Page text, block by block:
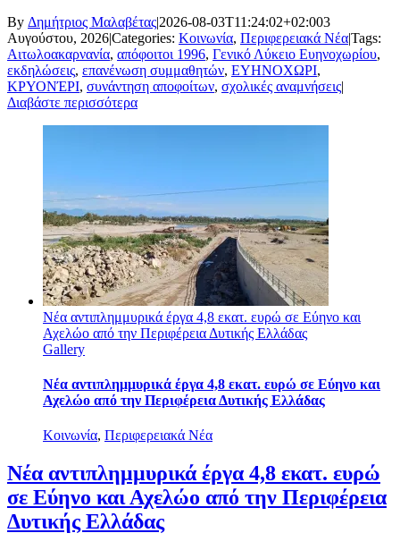
By Δημήτριος Μαλαβέτας|2026-08-03T11:24:02+02:003
Αυγούστου, 2026|Categories: Κοινωνία, Περιφερειακά Νέα|Tags:
Αιτωλοακαρνανία, απόφοιτοι 1996, Γενικό Λύκειο Ευηνοχωρίου,
εκδηλώσεις, επανένωση συμμαθητών, ΕΥΗΝΟΧΩΡΙ,
ΚΡΥΟΝΈΡΙ, συνάντηση αποφοίτων, σχολικές αναμνήσεις|
Διαβάστε περισσότερα
Νέα αντιπλημμυρικά έργα 4,8 εκατ. ευρώ σε Εύηνο και
Αχελώο από την Περιφέρεια Δυτικής Ελλάδας
Gallery
Νέα αντιπλημμυρικά έργα 4,8 εκατ. ευρώ σε Εύηνο και
Αχελώο από την Περιφέρεια Δυτικής Ελλάδας
Κοινωνία, Περιφερειακά Νέα
Νέα αντιπλημμυρικά έργα 4,8 εκατ. ευρώ
σε Εύηνο και Αχελώο από την Περιφέρεια
Δυτικής Ελλάδας